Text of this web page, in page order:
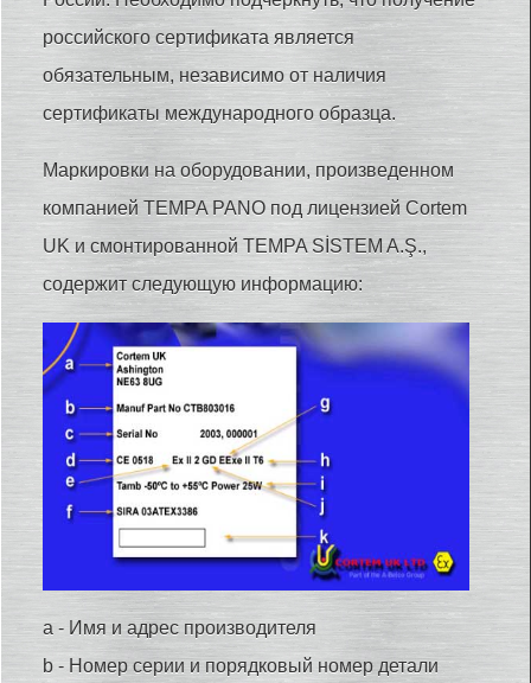
российского сертификата является
обязательным, независимо от наличия
сертификаты международного образца.
Маркировки на оборудовании, произведенном
компанией TEMPA PANO под лицензией Cortem
UK и смонтированной TEMPA SİSTEM A.Ş.,
содержит следующую информацию:
a - Имя и адрес производителя
b - Номер серии и порядковый номер детали